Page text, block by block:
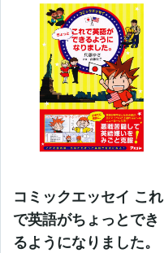
コミックエッセイ これ
で英語がちょっとでき
るようになりました。